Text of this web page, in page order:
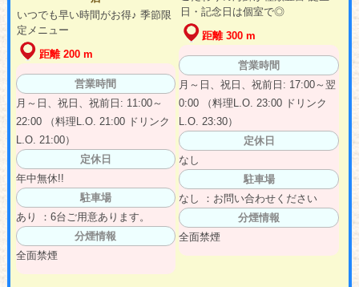
いつでも早い時間がお得♪ 季節限
定メニュー
距離 200 m
営業時間
月～日、祝日、祝前日: 11:00～
22:00 （料理L.O. 21:00 ドリンク
L.O. 21:00）
定休日
年中無休!!
駐車場
あり ：6台ご用意あります。
分煙情報
全面禁煙
日・記念日は個室で◎
距離 300 m
営業時間
月～日、祝日、祝前日: 17:00～翌
0:00 （料理L.O. 23:00 ドリンク
L.O. 23:30）
定休日
なし
駐車場
なし ：お問い合わせください
分煙情報
全面禁煙